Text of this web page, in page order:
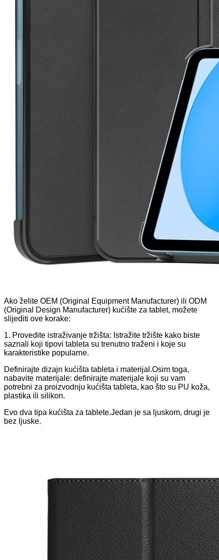
Ako želite OEM (Original Equipment Manufacturer) ili ODM
(Original Design Manufacturer) kućište za tablet, možete
slijediti ove korake:
1. Provedite istraživanje tržišta: Istražite tržište kako biste
saznali koji tipovi tableta su trenutno traženi i koje su
karakteristike popularne.
Definirajte dizajn kućišta tableta i materijal.Osim toga,
nabavite materijale: definirajte materijale koji su vam
potrebni za proizvodnju kućišta tableta, kao što su PU koža,
plastika ili silikon.
Evo dva tipa kućišta za tablete.Jedan je sa ljuskom, drugi je
bez ljuske.